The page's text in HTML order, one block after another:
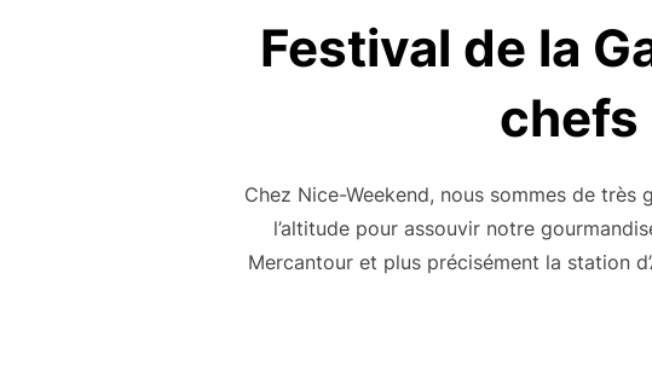
Festival de la
chefs
Chez Nice-Weekend, nous sommes de
l’altitude pour assouvir notre
Mercantour et plus précisément la station